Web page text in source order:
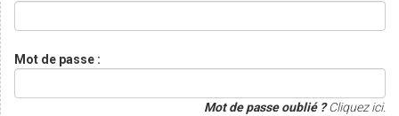
Mot de passe :
Mot de passe oublié ?Cliquez ici.